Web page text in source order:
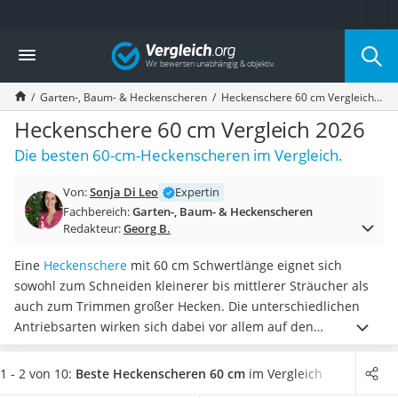
Die beliebtesten Vergleiche nach Kategorie
Baumarkt
Tresor feuerfest
Makita-Akku-Rasenmäher
Kappsäge
Smartes Türschloss
Akku-Rasentrimmer
Split-Klimaanlage 2 Innengeräte
Pelletofen
Tiefbrunnenpumpe
Fliesenschneider
Hochdruckreiniger
Doppelschleifer
Überwachungskamera
Benzinrasenmäher mit Elektrostart
Vergleich
Garten-, Baum- & Heckenscheren Heckenschere 60 cm Vergleich 2026
Heckenschere 60 cm Vergleich 2026
Die besten 60-cm-Heckenscheren im Vergleich.
Von:Sonja Di Leo
Expertin
Fachbereich:Garten-, Baum- & Heckenscheren
Redakteur:Georg B.
Eine Heckenschere mit 60 cm Schwertlänge eignet sich
sowohl zum Schneiden kleinerer bis mittlerer Sträucher als
auch zum Trimmen großer Hecken. Die unterschiedlichen
Antriebsarten wirken sich dabei vor allem auf den
Bedienkomfort und die jeweilige Eignung aus. So sind
kabellose Heckenscheren beispielsweise ortsunabhängig
1 - 2 von 10: Beste Heckenscheren 60 cm im Vergleich